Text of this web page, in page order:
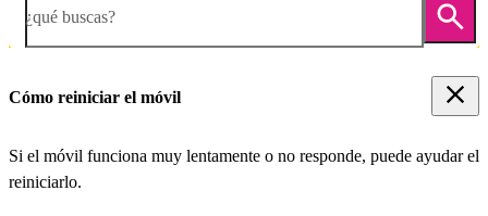
¿qué buscas?
Cómo reiniciar el móvil
Si el móvil funciona muy lentamente o no responde, puede ayudar el
reiniciarlo.